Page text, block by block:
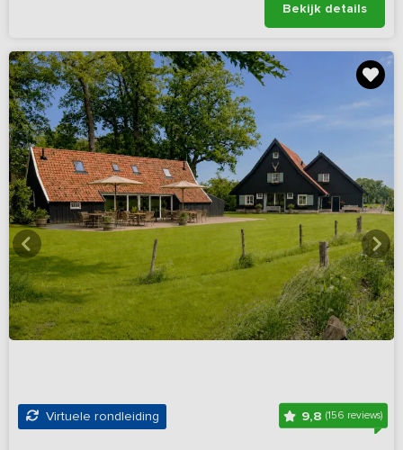
Bekijk details
Virtuele rondleiding 9,8 (156 reviews)